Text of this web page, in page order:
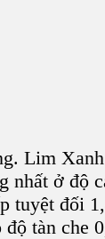
Lim
nhất ở độ
tuyệt đối
tàn che